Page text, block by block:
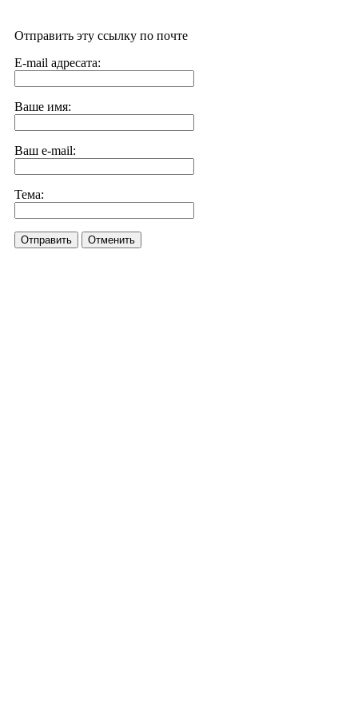
Отправить эту ссылку по почте
E-mail адресата:
Ваше имя:
Ваш e-mail:
Тема:
Отправить Отменить